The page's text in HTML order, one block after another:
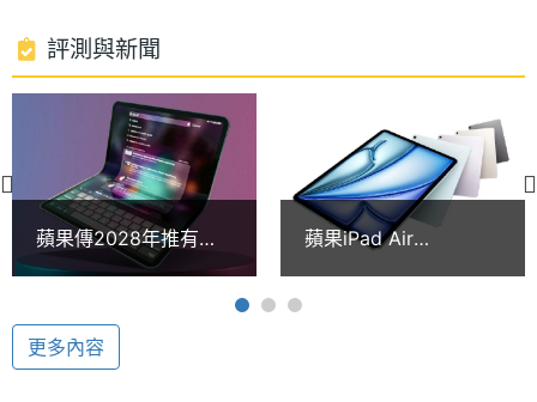
服務）、Wi-Fi 6E、藍牙 5.3 功能；還可搭配第二代
Apple Pencil、Apple Pencil Pro 及巧控鍵盤使用，提
升繪圖、筆記的便利性。
橫向超廣角前置相機
Apple iPad Air 13 (2024) 5G 512GB 改用橫向設計的
1,200 萬畫素前置相機，擁有超廣角攝影能力，具備
F2.4 光圈，支援人物居中、智慧型 HDR 4、1080p
電影級視訊穩定功能。後置 1,200 萬畫素主鏡頭，支
援最高 5 倍數位變焦，採用 Focus Pixels 的自動對焦
處理器
核心數
8
8 GB
ROM儲
存空間
512 GB
量
評測與新聞
蘋果傳2028年推有摺
疊螢幕的iPad 未來5年
蘋果iPad Air
更多內容